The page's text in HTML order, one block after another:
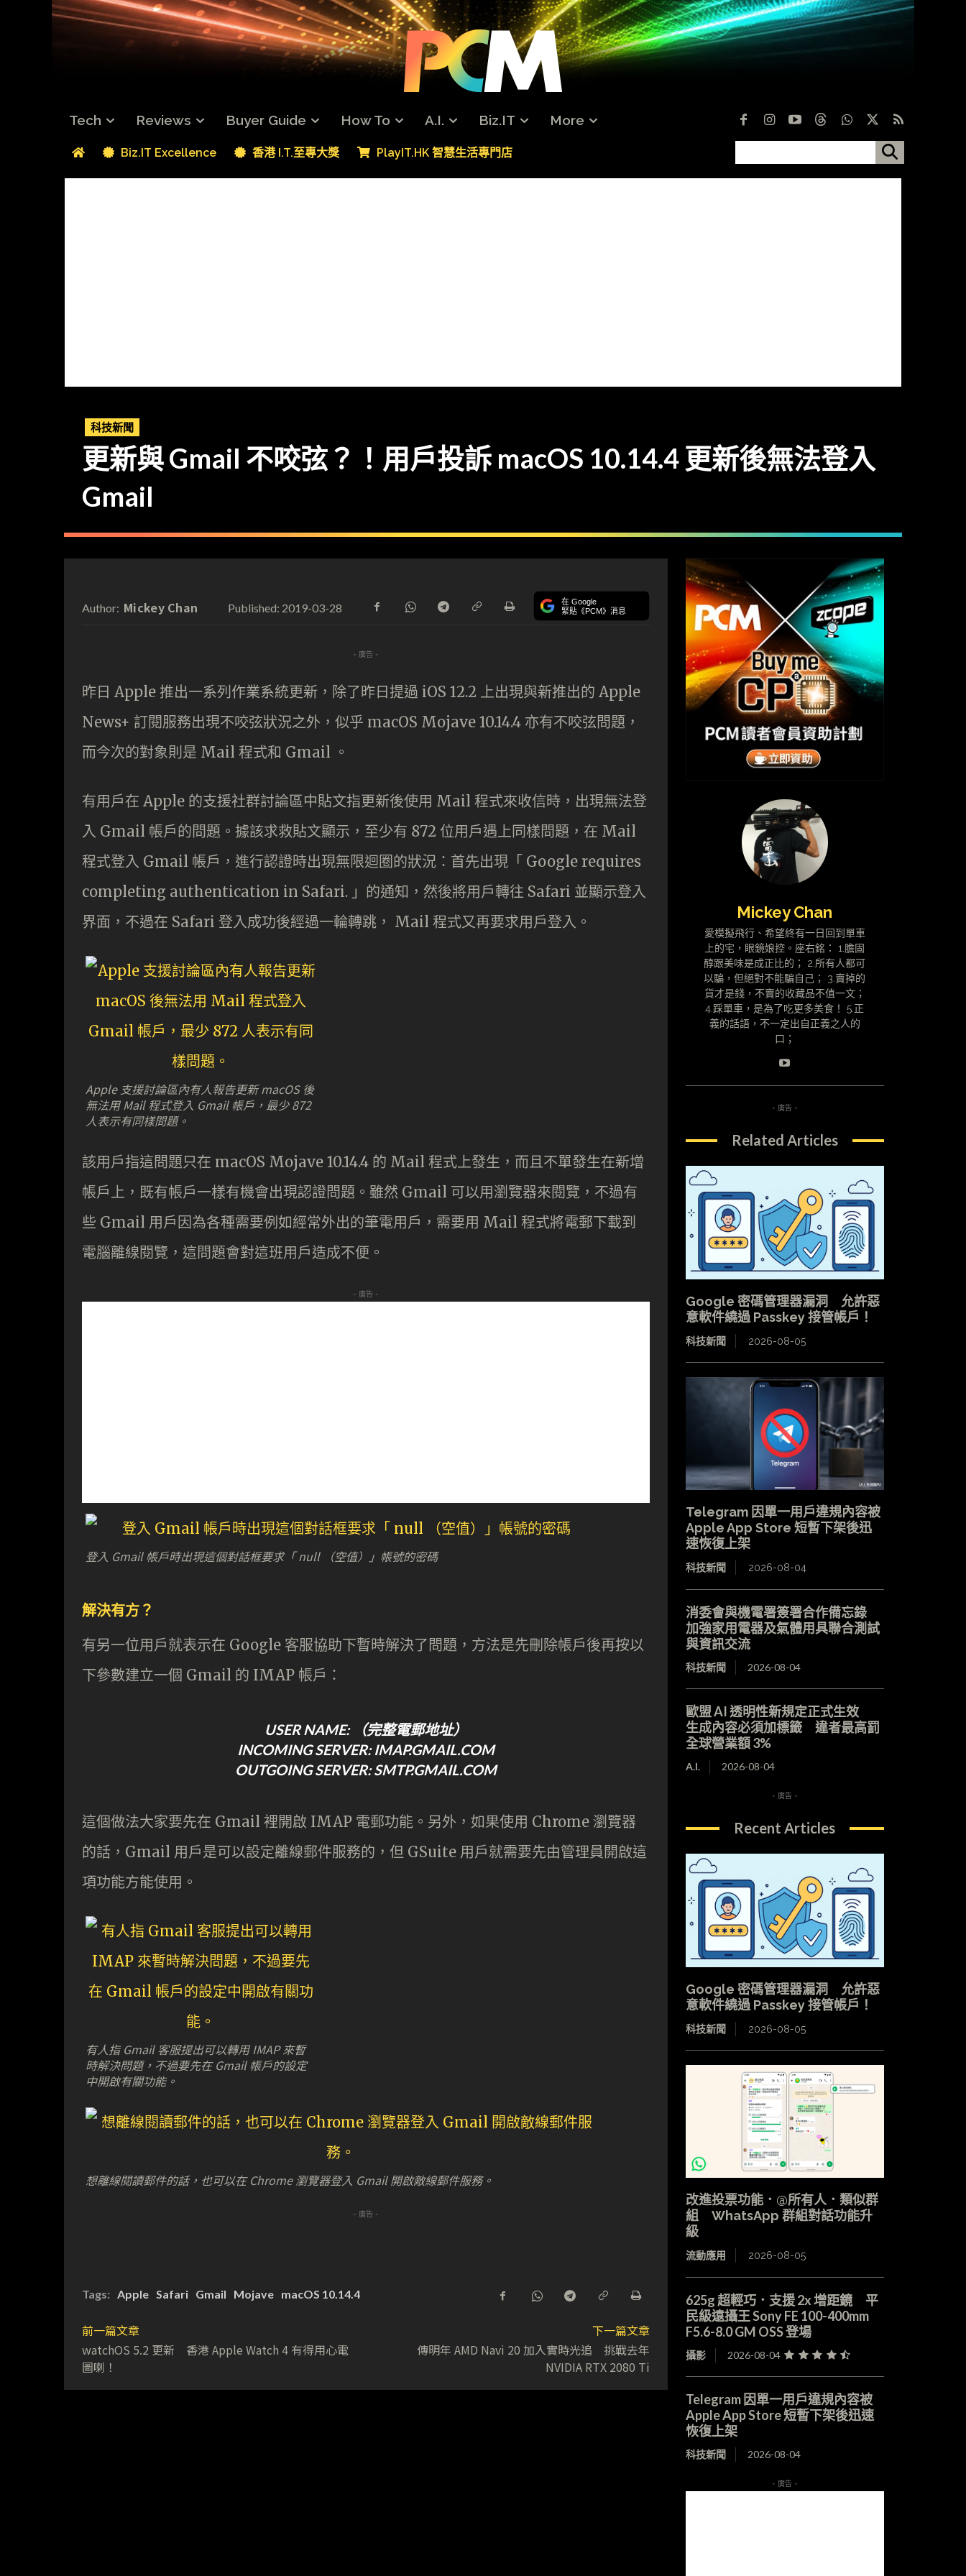
Tech Reviews Buyer Guide How To A.I. Biz.IT More
Biz.IT Excellence 香港 I.T.至專大獎 PlayIT.HK 智慧生活專門店
科技新聞
更新與 Gmail 不咬弦？！用戶投訴 macOS 10.14.4 更新後無法登入
Gmail
Author: Mickey Chan Published: 2019-03-28 在 Google
緊貼《PCM》消息
- 廣告 -
昨日 Apple 推出一系列作業系統更新，除了昨日提過 iOS 12.2 上出現與新推出的 Apple
News+ 訂閱服務出現不咬弦狀況之外，似乎 macOS Mojave 10.14.4 亦有不咬弦問題，
而今次的對象則是 Mail 程式和 Gmail 。
有用戶在 Apple 的支援社群討論區中貼文指更新後使用 Mail 程式來收信時，出現無法登
入 Gmail 帳戶的問題。據該求救貼文顯示，至少有 872 位用戶遇上同樣問題，在 Mail
程式登入 Gmail 帳戶，進行認證時出現無限迴圈的狀況：首先出現「 Google requires
completing authentication in Safari. 」的通知，然後將用戶轉往 Safari 並顯示登入
界面，不過在 Safari 登入成功後經過一輪轉跳， Mail 程式又再要求用戶登入。
Apple 支援討論區內有人報告更新 macOS 後
無法用 Mail 程式登入 Gmail 帳戶，最少 872
人表示有同樣問題。
該用戶指這問題只在 macOS Mojave 10.14.4 的 Mail 程式上發生，而且不單發生在新增
帳戶上，既有帳戶一樣有機會出現認證問題。雖然 Gmail 可以用瀏覽器來閱覽，不過有
些 Gmail 用戶因為各種需要例如經常外出的筆電用戶，需要用 Mail 程式將電郵下載到
電腦離線閱覽，這問題會對這班用戶造成不便。
- 廣告 -
登入 Gmail 帳戶時出現這個對話框要求「 null （空值）」帳號的密碼
解決有方？
有另一位用戶就表示在 Google 客服協助下暫時解決了問題，方法是先刪除帳戶後再按以
下參數建立一個 Gmail 的 IMAP 帳戶：
USER NAME: （完整電郵地址）
INCOMING SERVER: IMAP.GMAIL.COM
OUTGOING SERVER: SMTP.GMAIL.COM
這個做法大家要先在 Gmail 裡開啟 IMAP 電郵功能。另外，如果使用 Chrome 瀏覽器
的話，Gmail 用戶是可以設定離線郵件服務的，但 GSuite 用戶就需要先由管理員開啟這
項功能方能使用。
有人指 Gmail 客服提出可以轉用 IMAP 來暫
時解決問題，不過要先在 Gmail 帳戶的設定
中開啟有關功能。
想離線閱讀郵件的話，也可以在 Chrome 瀏覽器登入 Gmail 開啟敵線郵件服務。
- 廣告 -
Tags: Apple Safari Gmail Mojave macOS 10.14.4
前一篇文章
watchOS 5.2 更新 香港 Apple Watch 4 有得用心電
圖喇！
下一篇文章
傳明年 AMD Navi 20 加入實時光追 挑戰去年
NVIDIA RTX 2080 Ti
Mickey Chan
愛模擬飛行、希望終有一日回到單車
上的宅，眼鏡娘控。座右銘： 1.膽固
醇跟美味是成正比的； 2.所有人都可
以騙，但絕對不能騙自己； 3.賣掉的
貨才是錢，不賣的收藏品不值一文；
4.踩單車，是為了吃更多美食！ 5.正
義的話語，不一定出自正義之人的
口；
- 廣告 -
Related Articles
Google 密碼管理器漏洞 允許惡
意軟件繞過 Passkey 接管帳戶！
科技新聞 2026-08-05
Telegram 因單一用戶違規內容被
Apple App Store 短暫下架後迅
速恢復上架
科技新聞 2026-08-04
消委會與機電署簽署合作備忘錄
加強家用電器及氣體用具聯合測試
與資訊交流
科技新聞 2026-08-04
歐盟 AI 透明性新規定正式生效
生成內容必須加標籤 違者最高罰
全球營業額 3%
A.I. 2026-08-04
- 廣告 -
Recent Articles
Google 密碼管理器漏洞 允許惡
意軟件繞過 Passkey 接管帳戶！
科技新聞 2026-08-05
改進投票功能．@所有人．類似群
組 WhatsApp 群組對話功能升
級
流動應用 2026-08-05
625g 超輕巧．支援 2x 增距鏡 平
民級遠攝王 Sony FE 100-400mm
F5.6-8.0 GM OSS 登場
攝影 2026-08-04
Telegram 因單一用戶違規內容被
Apple App Store 短暫下架後迅速
恢復上架
科技新聞 2026-08-04
- 廣告 -